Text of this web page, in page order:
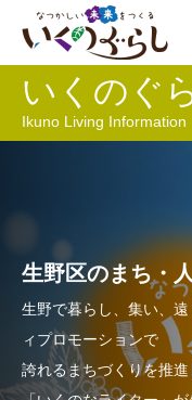
いくのぐ
Ikuno Living Information
生野区のまち・
生野で暮らし、集い、
ィプロモーションで
誇れるまちづくりを推進